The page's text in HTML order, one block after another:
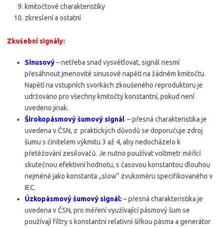
kmitočtové charakteristiky
zkreslení a ostatní
Zkušební signály:
Sinusový– netřeba snad vysvětlovat, signál nesmí
přesáhnout jmenovité sinusové napětí na žádném kmitočtu.
Napětí na vstupních svorkách zkoušeného reproduktoru je
udržováno pro všechny kmitočty konstantní, pokud není
uvedeno jinak.
Širokopásmový šumový signál– přesná charakteristika je
uvedena v ČSN, z praktických důvodů se doporučuje zdroj
šumu s činitelem výkmitu 3 až 4, aby nedocházelo k
přetěžování zesilovačů. Je nutno používat voltmetr měřící
skutečnou efektivní hodnotu, s časovou konstantou dlouhou
nejméně jako konstanta „slow“ zvukoměru specifikovaného v
IEC.
Úzkopásmový šumový signál: – přesná charakteristika je
uvedena v ČSN, pro měření využívající pásmový šum se
používají filtry s konstantní relativní šířkou pásma a generátor